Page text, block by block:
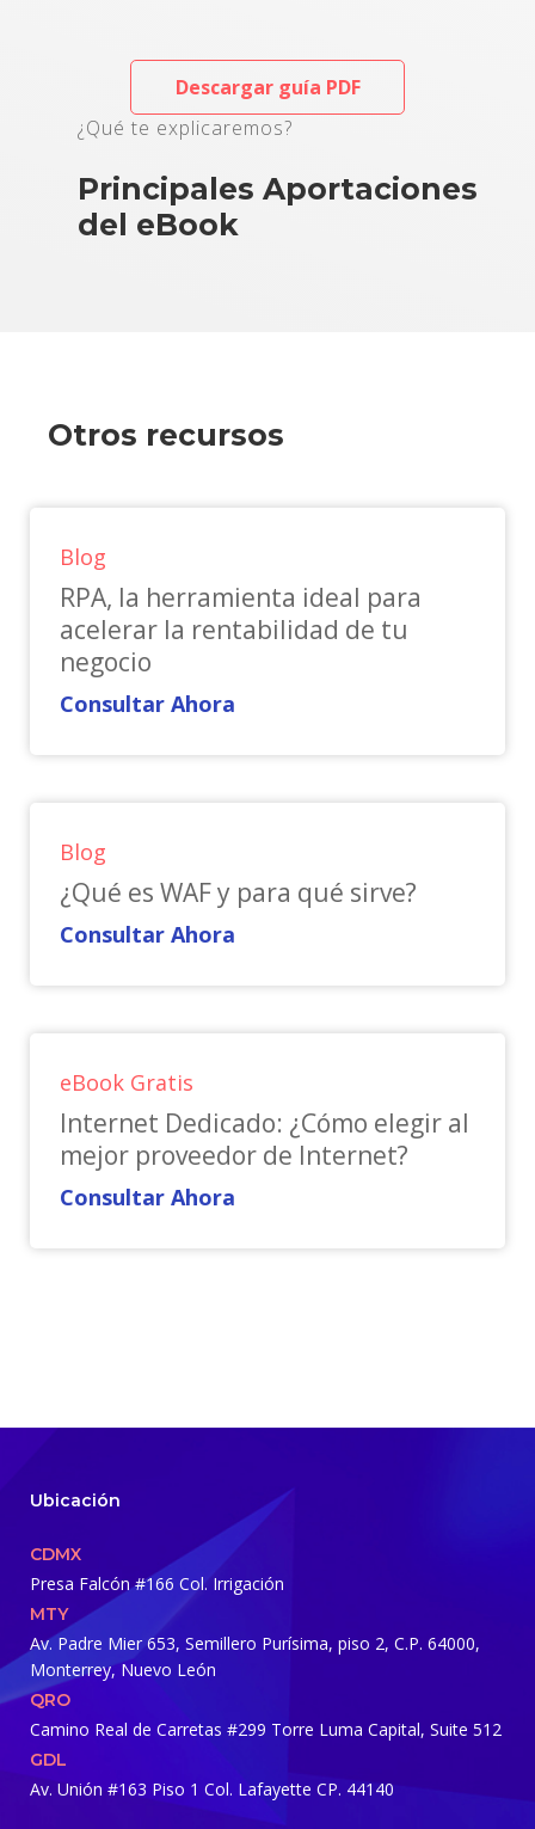
¿Qué te explicaremos?
Principales Aportaciones
del eBook
Descargar guía PDF
Otros recursos
Blog
RPA, la herramienta ideal para
acelerar la rentabilidad de tu
negocio
Consultar Ahora
Blog
¿Qué es WAF y para qué sirve?
Consultar Ahora
eBook Gratis
Internet Dedicado: ¿Cómo elegir al
mejor proveedor de Internet?
Consultar Ahora
Ubicación
CDMX
Presa Falcón #166 Col. Irrigación
MTY
Av. Padre Mier 653, Semillero Purísima, piso 2, C.P. 64000,
Monterrey, Nuevo León
QRO
Camino Real de Carretas #299 Torre Luma Capital, Suite 512
GDL
Av. Unión #163 Piso 1 Col. Lafayette CP. 44140